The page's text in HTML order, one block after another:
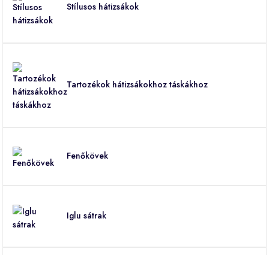
Stílusos hátizsákok
Tartozékok hátizsákokhoz táskákhoz
Fenőkövek
Iglu sátrak